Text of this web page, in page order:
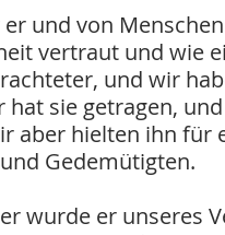
er und von
vertraut und wie
und wir
hat sie getragen,
aber hielten ihn für
Gedemütigten.
wurde er unseres